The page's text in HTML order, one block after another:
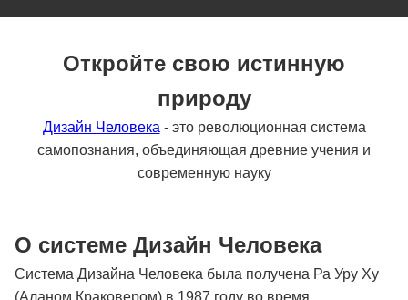
Откройте свою истинную
природу
Дизайн Человека - это революционная система
самопознания, объединяющая древние учения и
современную науку
О системе Дизайн Человека
Система Дизайна Человека была получена Ра Уру Ху
(Аланом Краковером) в 1987 году во время